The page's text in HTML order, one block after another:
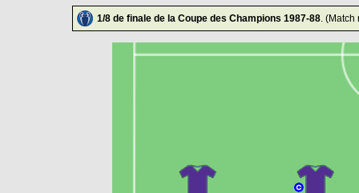
1/8 de finale de la Coupe des Champions 1987-88. (Match